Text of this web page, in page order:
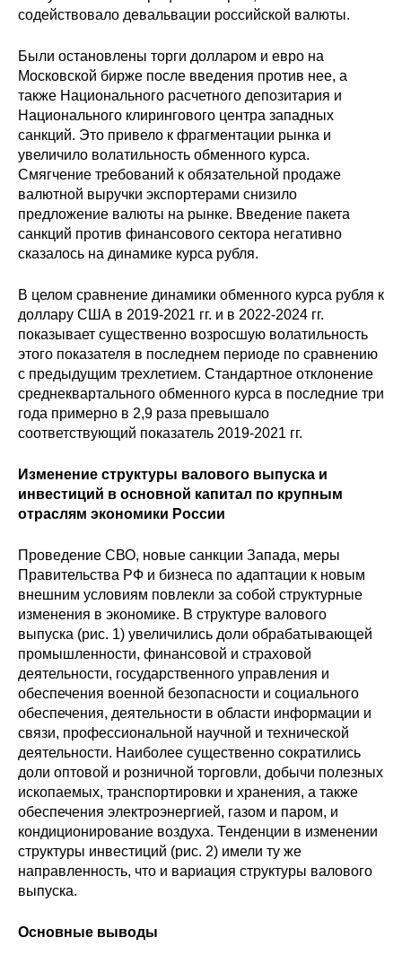
содействовало девальвации российской валюты.
Были остановлены торги долларом и евро на
Московской бирже после введения против нее, а
также Национального расчетного депозитария и
Национального клирингового центра западных
санкций. Это привело к фрагментации рынка и
увеличило волатильность обменного курса.
Смягчение требований к обязательной продаже
валютной выручки экспортерами снизило
предложение валюты на рынке. Введение пакета
санкций против финансового сектора негативно
сказалось на динамике курса рубля.
В целом сравнение динамики обменного курса рубля к
доллару США в 2019-2021 гг. и в 2022-2024 гг.
показывает существенно возросшую волатильность
этого показателя в последнем периоде по сравнению
с предыдущим трехлетием. Стандартное отклонение
среднеквартального обменного курса в последние три
года примерно в 2,9 раза превышало
соответствующий показатель 2019-2021 гг.
Изменение структуры валового выпуска и
инвестиций в основной капитал по крупным
отраслям экономики России
Проведение СВО, новые санкции Запада, меры
Правительства РФ и бизнеса по адаптации к новым
внешним условиям повлекли за собой структурные
изменения в экономике. В структуре валового
выпуска (рис. 1) увеличились доли обрабатывающей
промышленности, финансовой и страховой
деятельности, государственного управления и
обеспечения военной безопасности и социального
обеспечения, деятельности в области информации и
связи, профессиональной научной и технической
деятельности. Наиболее существенно сократились
доли оптовой и розничной торговли, добычи полезных
ископаемых, транспортировки и хранения, а также
обеспечения электроэнергией, газом и паром, и
кондиционирование воздуха. Тенденции в изменении
структуры инвестиций (рис. 2) имели ту же
направленность, что и вариация структуры валового
выпуска.
Основные выводы